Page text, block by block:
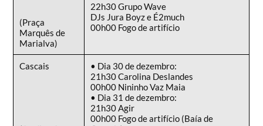
(Praça
Marquês de
Marialva)
22h30 Grupo Wave
DJs Jura Boyz e É2much
00h00 Fogo de artifício
Cascais
• Dia 30 de dezembro:
21h30 Carolina Deslandes
00h00 Nininho Vaz Maia
• Dia 31 de dezembro:
21h30 Agir
00h00 Fogo de artifício (Baía de